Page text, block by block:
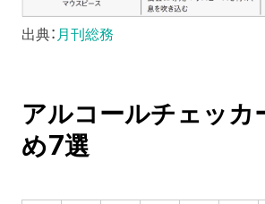
出典： 月刊総務
アルコールチェッカ
め7選